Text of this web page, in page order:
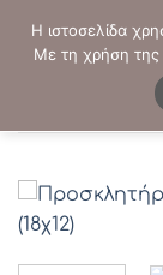
στο
Η ιστοσελίδα
Με τη χρήση